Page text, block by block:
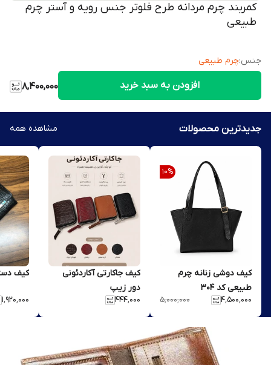
کمربند چرم مردانه طرح فلوتر جنس رویه و آستر چرم
طبیعی
جنس:چرم طبیعی
8,400,000 افزودن به سبد خرید
جدیدترین محصولات مشاهده همه
10%
کیف دوشی زنانه چرم
طبیعی کد ۳۰۴
۴٬۵۰۰٬۰۰۰
۵٬۰۰۰٬۰۰۰
کیف جاکارتی آکاردئونی
دور زیپ
۴۴۴٬۰۰۰
کیف
۱٬۹۲۰٬۰۰۰